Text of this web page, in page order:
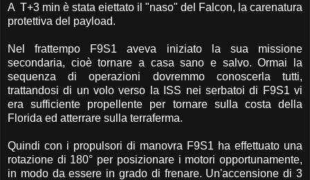
A T+3 min è stata eiettato il "naso" del Falcon, la carenatura
protettiva del payload.
Nel frattempo F9S1 aveva iniziato la sua missione
secondaria, cioè tornare a casa sano e salvo. Ormai la
sequenza di operazioni dovremmo conoscerla tutti,
trattandosi di un volo verso la ISS nei serbatoi di F9S1 vi
era sufficiente propellente per tornare sulla costa della
Florida ed atterrare sulla terraferma.
Quindi con i propulsori di manovra F9S1 ha effettuato una
rotazione di 180° per posizionare i motori opportunamente,
in modo da essere in grado di frenare. Un'accensione di 3